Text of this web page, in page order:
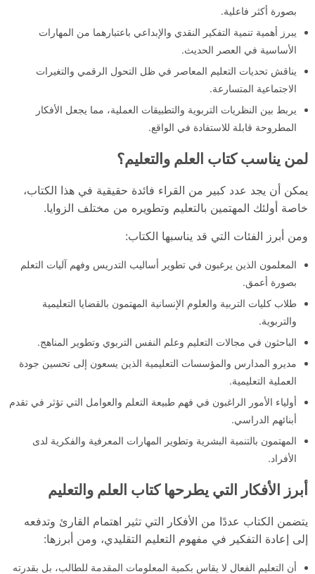
بصورة أكثر فاعلية.
يبرز أهمية تنمية التفكير النقدي والإبداعي باعتبارهما من المهارات
الأساسية في العصر الحديث.
يناقش تحديات التعليم المعاصر في ظل التحول الرقمي والتغيرات
الاجتماعية المتسارعة.
يربط بين النظريات التربوية والتطبيقات العملية، مما يجعل الأفكار
المطروحة قابلة للاستفادة في الواقع.
لمن يناسب كتاب العلم والتعليم؟
يمكن أن يجد عدد كبير من القراء فائدة حقيقية في هذا الكتاب،
خاصة أولئك المهتمين بالتعليم وتطويره من مختلف الزوايا.
ومن أبرز الفئات التي قد يناسبها الكتاب:
المعلمون الذين يرغبون في تطوير أساليب التدريس وفهم آليات التعلم
بصورة أعمق.
طلاب كليات التربية والعلوم الإنسانية المهتمون بالقضايا التعليمية
والتربوية.
الباحثون في مجالات التعليم وعلم النفس التربوي وتطوير المناهج.
مديرو المدارس والمؤسسات التعليمية الذين يسعون إلى تحسين جودة
العملية التعليمية.
أولياء الأمور الراغبون في فهم طبيعة التعلم والعوامل التي تؤثر في تقدم
أبنائهم الدراسي.
المهتمون بالتنمية البشرية وتطوير المهارات المعرفية والفكرية لدى
الأفراد.
أبرز الأفكار التي يطرحها كتاب العلم والتعليم
يتضمن الكتاب عددًا من الأفكار التي تثير اهتمام القارئ وتدفعه
إلى إعادة التفكير في مفهوم التعليم التقليدي، ومن أبرزها:
أن التعليم الفعال لا يقاس بكمية المعلومات المقدمة للطالب، بل بقدرته